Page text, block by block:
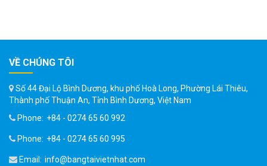
VỀ CHÚNG TÔI
Số 44 Đại Lộ Bình Dương, khu phố Hoà Long, Phường Lái Thiêu,
Thành phố Thuận An, Tỉnh Bình Dương, Việt Nam
Phone: +84 - 0274 65 60 992
Phone: +84 - 0274 65 60 995
Email: info@bangtaivietnhat.com